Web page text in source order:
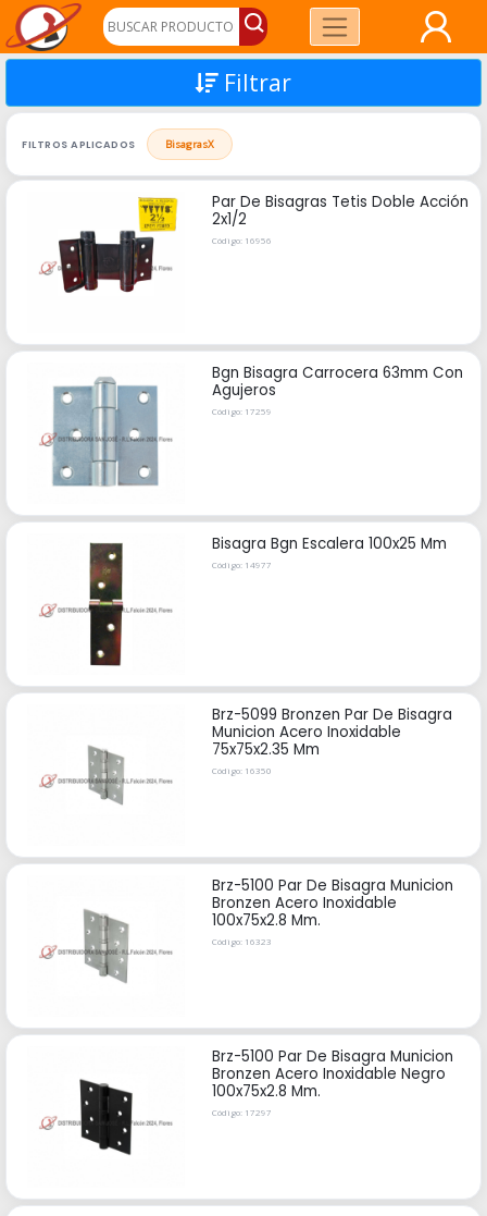
Filtrar
FILTROS APLICADOS BisagrasX
Par De Bisagras Tetis Doble Acción
2x1/2
Código: 16956
Bgn Bisagra Carrocera 63mm Con
Agujeros
Código: 17259
Bisagra Bgn Escalera 100x25 Mm
Código: 14977
Brz-5099 Bronzen Par De Bisagra
Municion Acero Inoxidable
75x75x2.35 Mm
Código: 16350
Brz-5100 Par De Bisagra Municion
Bronzen Acero Inoxidable
100x75x2.8 Mm.
Código: 16323
Brz-5100 Par De Bisagra Municion
Bronzen Acero Inoxidable Negro
100x75x2.8 Mm.
Código: 17297